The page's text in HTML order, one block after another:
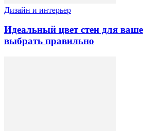
Дизайн и интерьер
Идеальный цвет стен для
выбрать правильно